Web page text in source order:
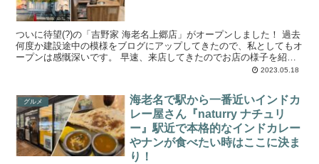
ついに待望(?)の「吉野家 海老名上郷店」がオープンしました！ 過去
何度か建設途中の模様をブログにアップしてきたので、私としてもオ
ープンは感慨深いです。 早速、来店してきたのでお店の様子を紹介
2023.05.18
グルメ
海老名で駅から一番近いインドカ
レー屋さん『naturry ナチュリ
ー』駅近で本格的なインドカレー
やナンが食べたい時はここに決ま
り！